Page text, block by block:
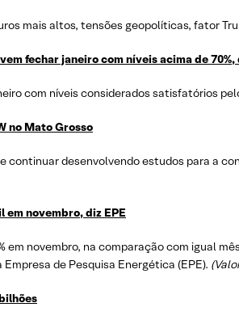
mais altos, tensões geopolíticas, fator
fechar janeiro com níveis acima de 70%,
com níveis considerados satisfatórios
no Mato Grosso
continuar desenvolvendo estudos para a
em novembro, diz EPE
em novembro, na comparação com igual
de Pesquisa Energética (EPE).